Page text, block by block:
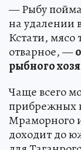
— Рыбу
на удалении
Кстати, мясо
отварное, —
рыбного
Чаще всего
прибрежных
Мраморного
доходит до